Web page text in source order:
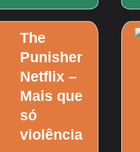
The
Punisher
Netflix –
Mais que
só
violência